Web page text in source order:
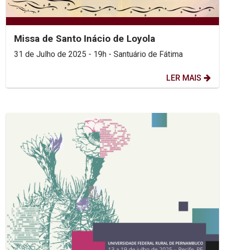
Missa de Santo Inácio de Loyola
31 de Julho de 2025 - 19h - Santuário de Fátima
LER MAIS